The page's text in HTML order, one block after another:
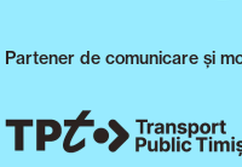
Partener de comunicare și